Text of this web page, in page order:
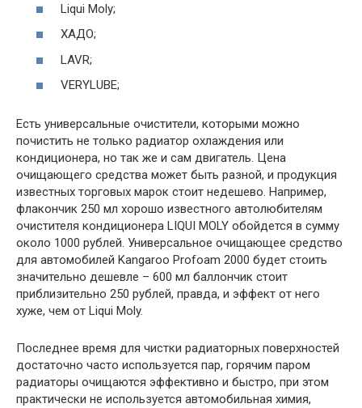
Liqui Moly;
ХАДО;
LAVR;
VERYLUBE;
Есть универсальные очистители, которыми можно
почистить не только радиатор охлаждения или
кондиционера, но так же и сам двигатель. Цена
очищающего средства может быть разной, и продукция
известных торговых марок стоит недешево. Например,
флакончик 250 мл хорошо известного автолюбителям
очистителя кондиционера LIQUI MOLY обойдется в сумму
около 1000 рублей. Универсальное очищающее средство
для автомобилей Kangaroo Profoam 2000 будет стоить
значительно дешевле – 600 мл баллончик стоит
приблизительно 250 рублей, правда, и эффект от него
хуже, чем от Liqui Moly.
Последнее время для чистки радиаторных поверхностей
достаточно часто используется пар, горячим паром
радиаторы очищаются эффективно и быстро, при этом
практически не используется автомобильная химия,